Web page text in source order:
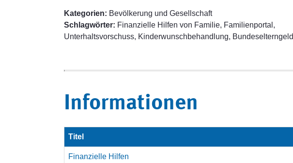
Kategorien: Bevölkerung und Gesellschaft
Schlagwörter: Finanzielle Hilfen von Familie, Familienportal,
Unterhaltsvorschuss, Kinderwunschbehandlung, Bundeselterngeld
Informationen
Titel
Finanzielle Hilfen